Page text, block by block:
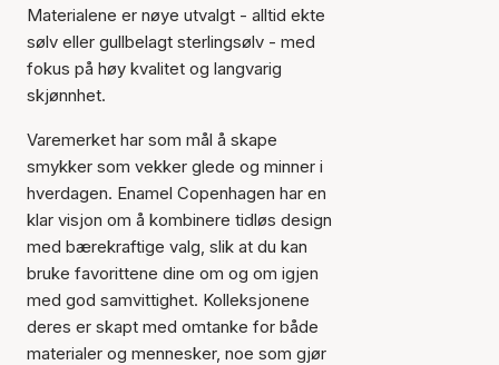
Materialene er nøye utvalgt - alltid ekte
sølv eller gullbelagt sterlingsølv - med
fokus på høy kvalitet og langvarig
skjønnhet.
Varemerket har som mål å skape
smykker som vekker glede og minner i
hverdagen. Enamel Copenhagen har en
klar visjon om å kombinere tidløs design
med bærekraftige valg, slik at du kan
bruke favorittene dine om og om igjen
med god samvittighet. Kolleksjonene
deres er skapt med omtanke for både
materialer og mennesker, noe som gjør